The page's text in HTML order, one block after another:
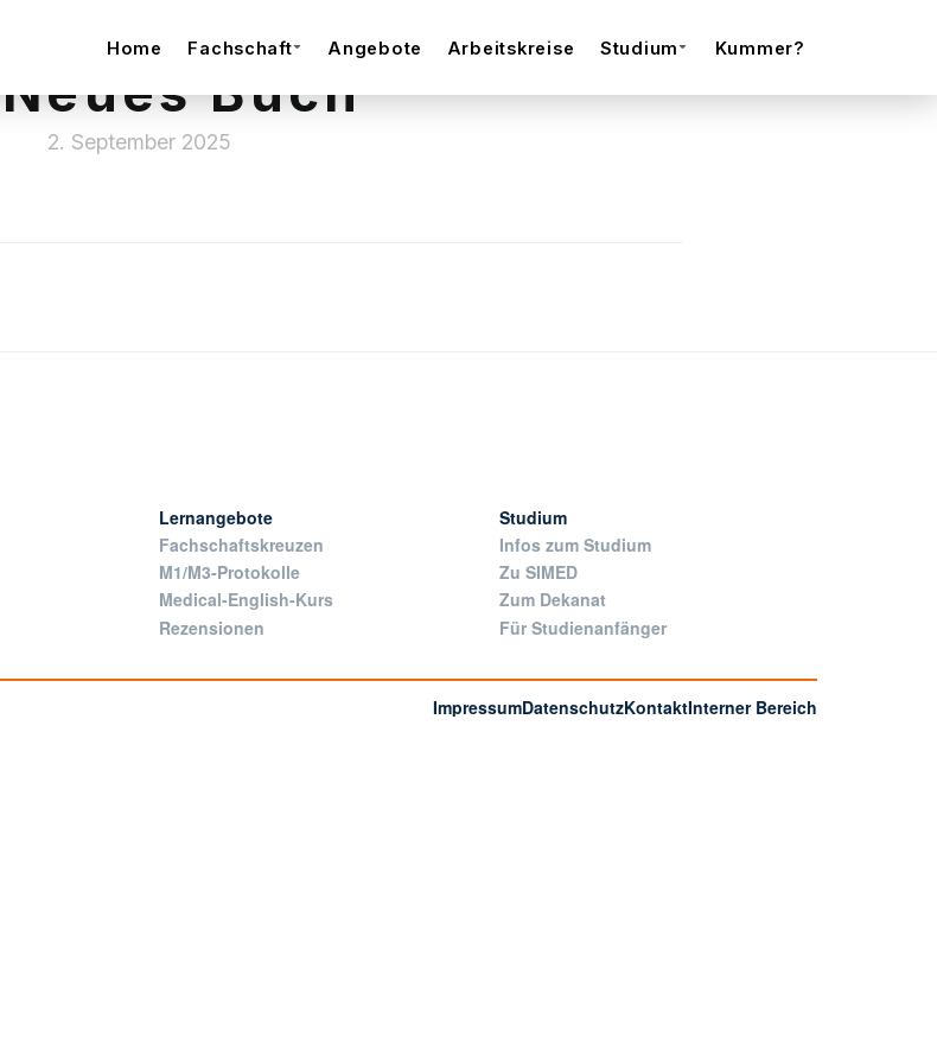
Home Fachschaft Angebote Arbeitskreise Studium Kummer?
Neues Buch
2. September 2025
Lernangebote
Fachschaftskreuzen
M1/M3-Protokolle
Medical-English-Kurs
Rezensionen
Studium
Infos zum Studium
Zu SIMED
Zum Dekanat
Für Studienanfänger
ImpressumDatenschutzKontaktInterner Bereich